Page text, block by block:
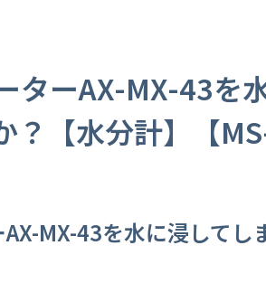
ターAX-MX-43を
？【水分計】【
MX-43を水に浸してし